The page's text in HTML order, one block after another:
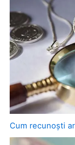
Cum recunoști